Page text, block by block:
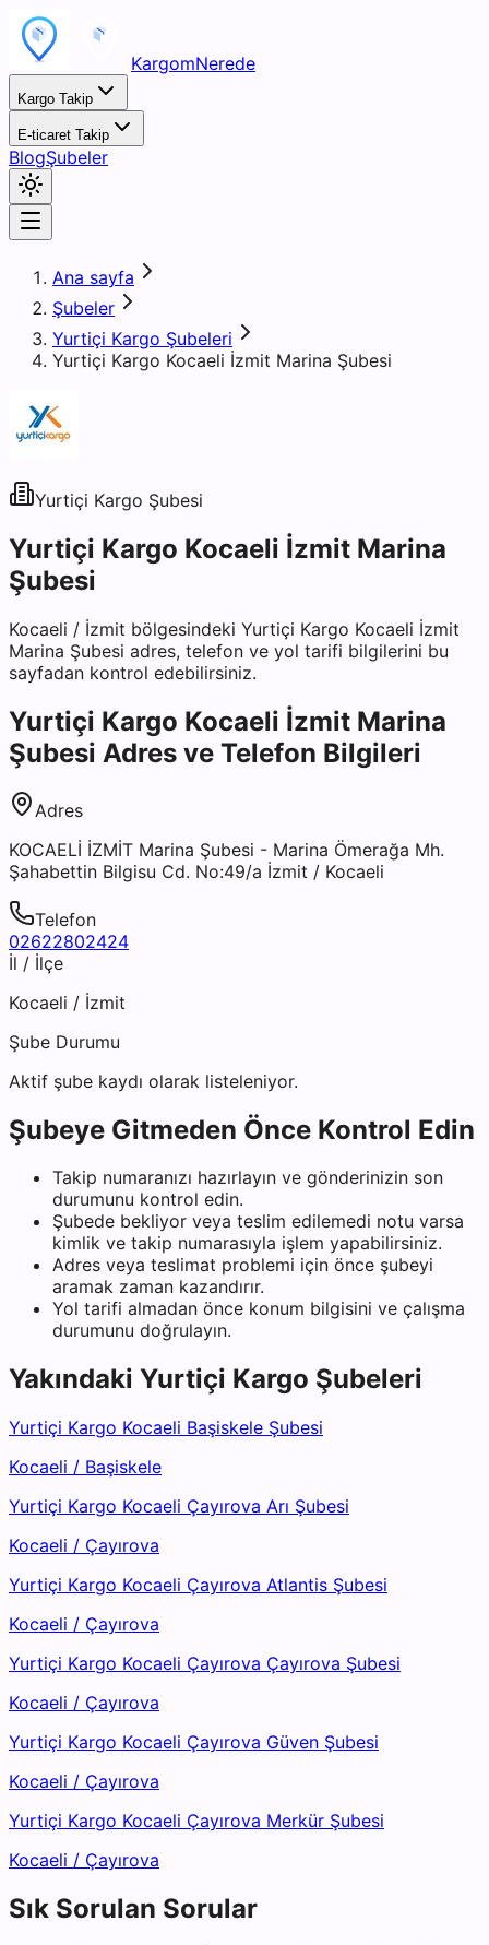
KargomNerede
Kargo Takip
E-ticaret Takip
BlogŞubeler
Ana sayfa
Şubeler
Yurtiçi Kargo Şubeleri
Yurtiçi Kargo Kocaeli İzmit Marina Şubesi
Yurtiçi Kargo Şubesi
Yurtiçi Kargo Kocaeli İzmit Marina
Şubesi
Kocaeli / İzmit bölgesindeki Yurtiçi Kargo Kocaeli İzmit
Marina Şubesi adres, telefon ve yol tarifi bilgilerini bu
sayfadan kontrol edebilirsiniz.
Yurtiçi Kargo Kocaeli İzmit Marina
Şubesi Adres ve Telefon Bilgileri
Adres
KOCAELİ İZMİT Marina Şubesi - Marina Ömerağa Mh.
Şahabettin Bilgisu Cd. No:49/a İzmit / Kocaeli
Telefon
02622802424
İl / İlçe
Kocaeli / İzmit
Şube Durumu
Aktif şube kaydı olarak listeleniyor.
Şubeye Gitmeden Önce Kontrol Edin
Takip numaranızı hazırlayın ve gönderinizin son
durumunu kontrol edin.
Şubede bekliyor veya teslim edilemedi notu varsa
kimlik ve takip numarasıyla işlem yapabilirsiniz.
Adres veya teslimat problemi için önce şubeyi
aramak zaman kazandırır.
Yol tarifi almadan önce konum bilgisini ve çalışma
durumunu doğrulayın.
Yakındaki Yurtiçi Kargo Şubeleri
Yurtiçi Kargo Kocaeli Başiskele Şubesi
Kocaeli / Başiskele
Yurtiçi Kargo Kocaeli Çayırova Arı Şubesi
Kocaeli / Çayırova
Yurtiçi Kargo Kocaeli Çayırova Atlantis Şubesi
Kocaeli / Çayırova
Yurtiçi Kargo Kocaeli Çayırova Çayırova Şubesi
Kocaeli / Çayırova
Yurtiçi Kargo Kocaeli Çayırova Güven Şubesi
Kocaeli / Çayırova
Yurtiçi Kargo Kocaeli Çayırova Merkür Şubesi
Kocaeli / Çayırova
Sık Sorulan Sorular